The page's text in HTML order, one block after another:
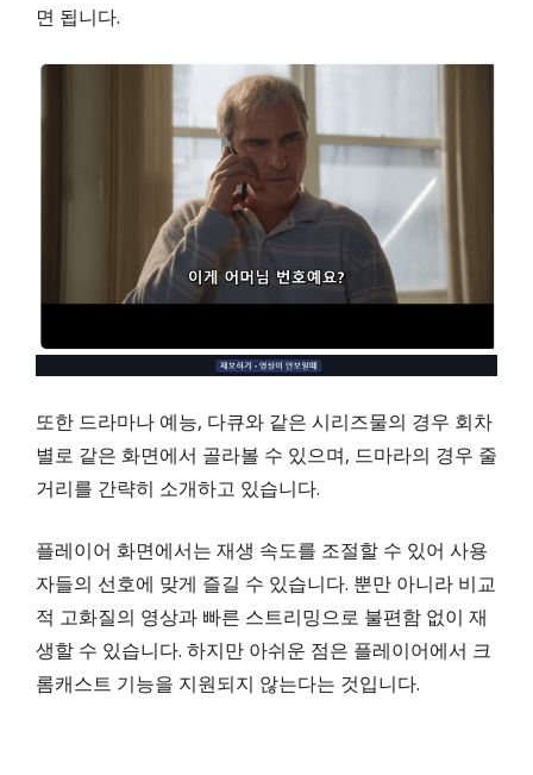
면 됩니다.
또한 드라마나 예능, 다큐와 같은 시리즈물의 경우 회차
별로 같은 화면에서 골라볼 수 있으며, 드마라의 경우 줄
거리를 간략히 소개하고 있습니다.
플레이어 화면에서는 재생 속도를 조절할 수 있어 사용
자들의 선호에 맞게 즐길 수 있습니다. 뿐만 아니라 비교
적 고화질의 영상과 빠른 스트리밍으로 불편함 없이 재
생할 수 있습니다. 하지만 아쉬운 점은 플레이어에서 크
롬캐스트 기능을 지원되지 않는다는 것입니다.